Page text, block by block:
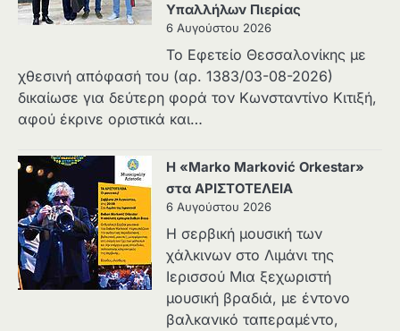
Υπαλλήλων Πιερίας
6 Αυγούστου 2026
Το Εφετείο Θεσσαλονίκης με
χθεσινή απόφασή του (αρ. 1383/03-08-2026)
δικαίωσε για δεύτερη φορά τον Κωνσταντίνο Κιτιξή,
αφού έκρινε οριστικά και…
Η «Marko Marković Orkestar»
στα ΑΡΙΣΤΟΤΕΛΕΙΑ
6 Αυγούστου 2026
Η σερβική μουσική των
χάλκινων στο Λιμάνι της
Ιερισσού Μια ξεχωριστή
μουσική βραδιά, με έντονο
βαλκανικό ταπεραμέντο,